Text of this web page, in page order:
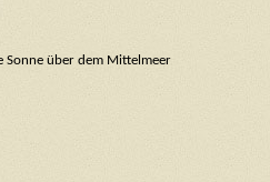
Sonne über dem Mittelmeer